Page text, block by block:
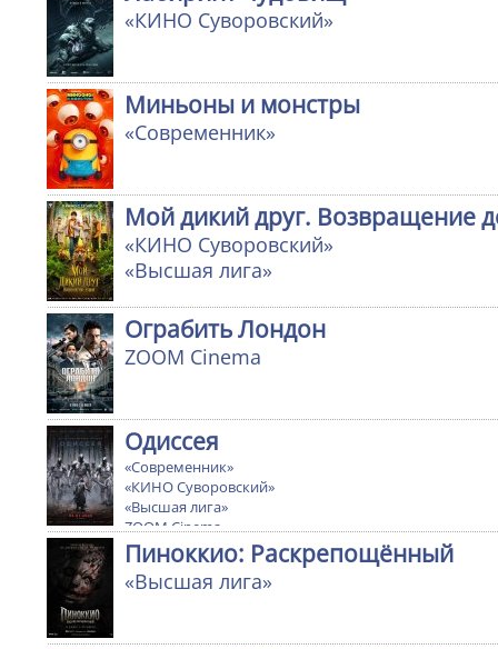
«КИНО Суворовский»
Миньоны и монстры
«Современник»
Мой дикий друг. Возвращение
«КИНО Суворовский»
«Высшая лига»
Ограбить Лондон
ZOOM Cinema
Одиссея
«Современник»
«КИНО Суворовский»
«Высшая лига»
ZOOM Cinema
Ultra cinema
Пиноккио: Раскрепощённый
«Высшая лига»